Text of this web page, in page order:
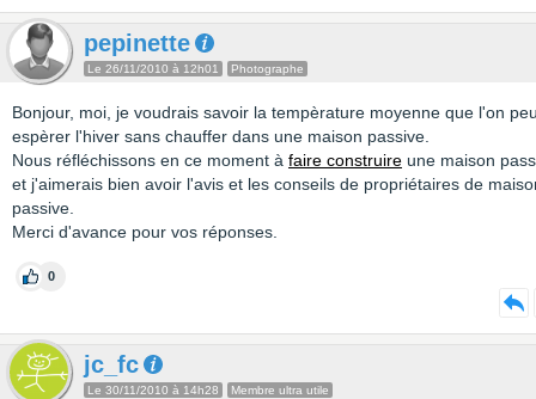
pepinette
Le 26/11/2010 à 12h01 Photographe
Bonjour, moi, je voudrais savoir la tempèrature moyenne que l'on
espèrer l'hiver sans chauffer dans une maison passive.
Nous réfléchissons en ce moment à faire construire une maison
et j'aimerais bien avoir l'avis et les conseils de propriétaires de
passive.
Merci d'avance pour vos réponses.
0
jc_fc
Le 30/11/2010 à 14h28 Membre ultra utile